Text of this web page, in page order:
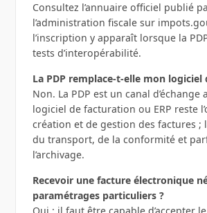
Consultez l’annuaire officiel publié
l’administration fiscale sur
l’inscription y apparaît lorsque la
tests d’interopérabilité.
La PDP remplace-t-elle mon logiciel
Non. La PDP est un canal d’échange
logiciel de facturation ou ERP reste
création et de gestion des factures ;
du transport, de la conformité et
l’archivage.
Recevoir une facture électronique
paramétrages particuliers ?